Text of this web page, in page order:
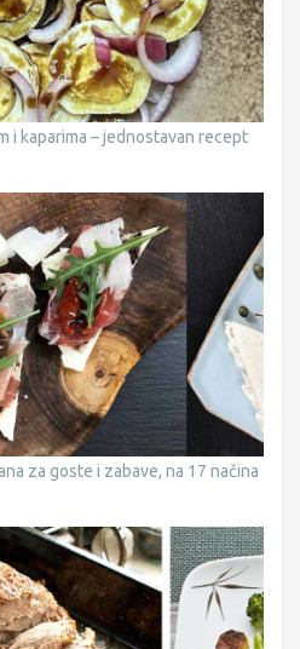
i kaparima – jednostavan recept
za goste i zabave, na 17 načina